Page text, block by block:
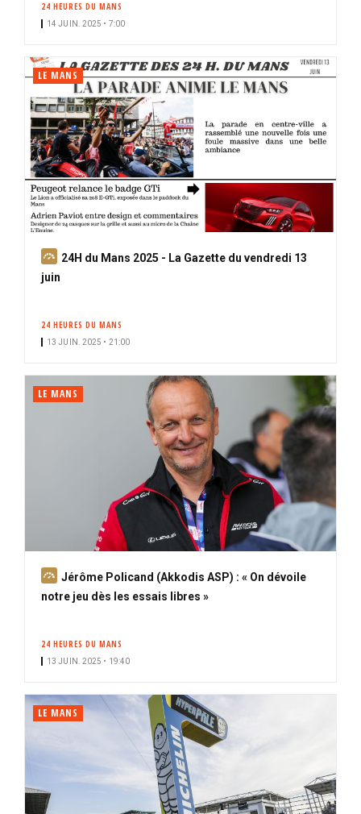
24 HEURES DU MANS
14 JUIN. 2025 • 7:00
LE MANS
A
24H du Mans 2025 - La Gazette du vendredi 13
juin
24 HEURES DU MANS
13 JUIN. 2025 • 21:00
LE MANS
A
b
Jérôme Policand (Akkodis ASP) : « On dévoile
notre jeu dès les essais libres »
24 HEURES DU MANS
13 JUIN. 2025 • 19:40
LE MANS